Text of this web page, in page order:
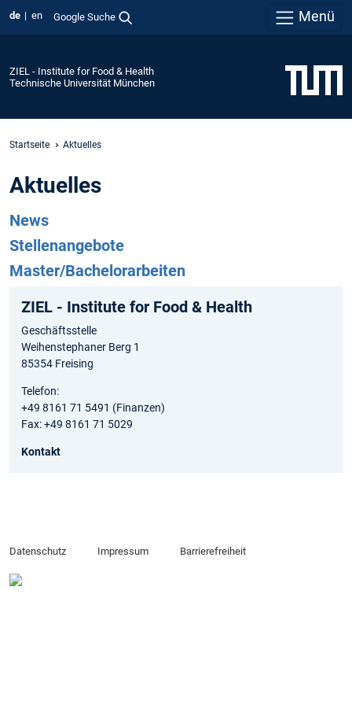
de en Google Suche Menü
ZIEL - Institute for Food & Health
Technische Universität München
Startseite Aktuelles
Aktuelles
News
Stellenangebote
Master/Bachelorarbeiten
ZIEL - Institute for Food & Health
Geschäftsstelle
Weihenstephaner Berg 1
85354 Freising
Telefon:
+49 8161 71 5491 (Finanzen)
Fax: +49 8161 71 5029
Kontakt
Datenschutz Impressum Barrierefreiheit